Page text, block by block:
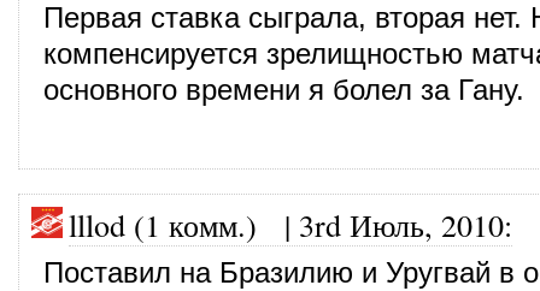
Первая ставка сыграла, вторая нет.
компенсируется зрелищностью
основного времени я болел за Гану.
lllod (1 комм.) | 3rd Июль, 2010:
Поставил на Бразилию и Уругвай в